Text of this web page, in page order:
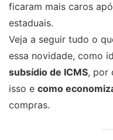
ficaram mais caros
estaduais.
Veja a seguir tudo o
essa novidade, como
subsídio de ICMS, por
isso e como
compras.